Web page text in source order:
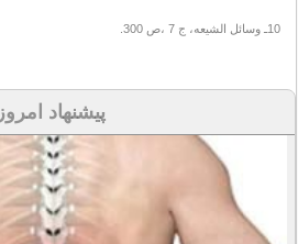
10ـ وسائل الشیعه، ج 7 ،ص 300.
پیشنهاد امروز